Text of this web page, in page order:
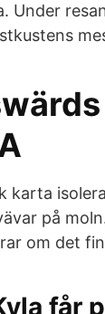
Under
karta
på
om det
får